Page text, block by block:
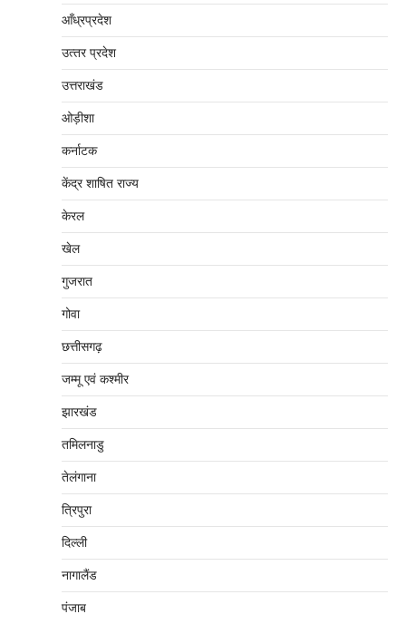
आँध्रप्रदेश
उत्‍तर प्रदेश
उत्तराखंड
ओड़ीशा
कर्नाटक
केंद्र शाषित राज्य
केरल
खेल
गुजरात
गोवा
छत्तीसगढ़
जम्‍मू एवं कश्‍मीर
झारखंड
तमिलनाडु
तेलंगाना
त्रिपुरा
दिल्‍ली
नागालैंड
पंजाब